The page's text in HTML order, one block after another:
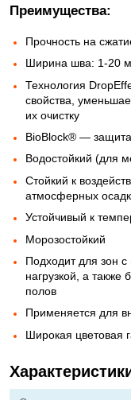
Преимущества:
Прочность на
Ширина шва: 1-20
Технология
свойства,
их очистку
BioBlock® — защита
Водостойкий (для
Стойкий к
атмосферных
Устойчивый к
Морозостойкий
Подходит для зон
нагрузкой, а также
полов
Применяется для
Широкая цветовая